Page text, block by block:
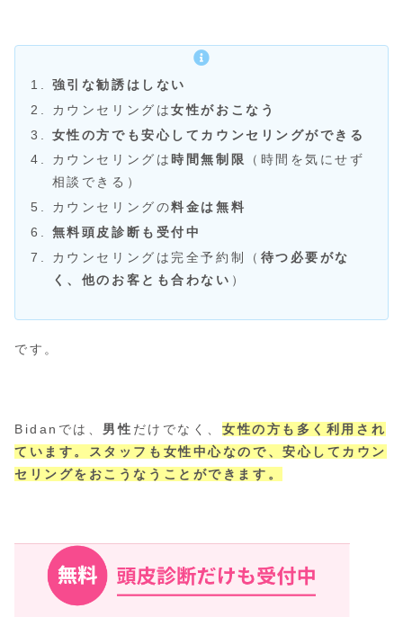
強引な勧誘はしない
カウンセリングは女性がおこなう
女性の方でも安心してカウンセリングができる
カウンセリングは 時間無制限
（時間を気にせず
相談できる）
カウンセリングの料金は無料
無料頭皮診断も受付中
カウンセリングは完全予約制（ 待つ必要がな
く、他のお客とも合わない ）
です。
Bidanでは、 男性 だけでなく、 女性の方も多く利用され
ています。スタッフも女性中心なので、安心してカウン
セリングをおこうなうことができます。